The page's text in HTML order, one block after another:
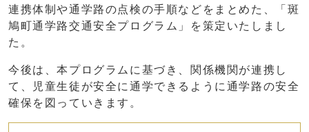
連携体制や通学路の点検の手順などをまとめた、「斑
鳩町通学路交通安全プログラム」を策定いたしまし
た。
今後は、本プログラムに基づき、関係機関が連携し
て、児童生徒が安全に通学できるように通学路の安全
確保を図っていきます。